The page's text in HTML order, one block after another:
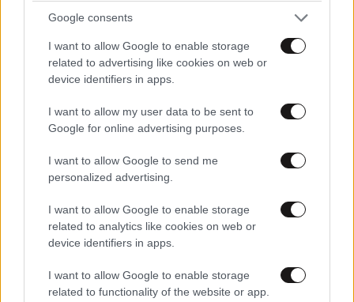
Google consents
I want to allow Google to enable storage
related to advertising like cookies on web or
device identifiers in apps.
I want to allow my user data to be sent to
Google for online advertising purposes.
I want to allow Google to send me
personalized advertising.
I want to allow Google to enable storage
related to analytics like cookies on web or
device identifiers in apps.
I want to allow Google to enable storage
related to functionality of the website or app.
UEFA Super Cup: Η μάχη για το πρώτο τρόπαιο
της σεζόν ζωντανά στο Mega